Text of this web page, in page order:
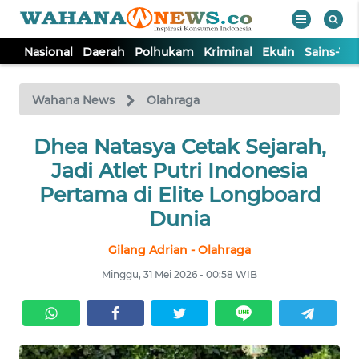
Nasional Daerah Polhukam Kriminal Ekuin Sains-
Wahana News Olahraga
Dhea Natasya Cetak Sejarah,
Jadi Atlet Putri Indonesia
Pertama di Elite Longboard
Dunia
Gilang Adrian - Olahraga
Minggu, 31 Mei 2026 - 00:58 WIB
TV
Tutup
NASIONAL
DAERAH
EKUIN